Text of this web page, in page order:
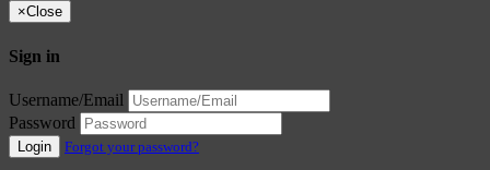
×Close
Sign in
Username/Email
Password
Login Forgot your password?